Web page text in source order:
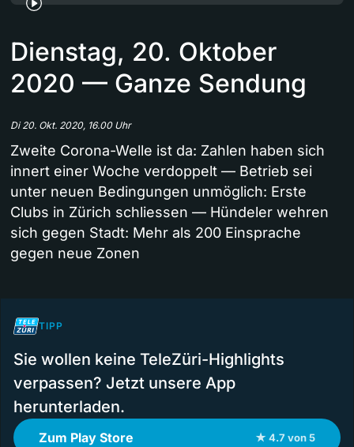
Dienstag, 20. Oktober
2020 — Ganze Sendung
Di 20. Okt. 2020, 16.00 Uhr
Zweite Corona-Welle ist da: Zahlen haben sich
innert einer Woche verdoppelt — Betrieb sei
unter neuen Bedingungen unmöglich: Erste
Clubs in Zürich schliessen — Hündeler wehren
sich gegen Stadt: Mehr als 200 Einsprache
gegen neue Zonen
TIPP
Sie wollen keine TeleZüri-Highlights
verpassen? Jetzt unsere App
herunterladen.
Zum Play Store ★ 4.7 von 5